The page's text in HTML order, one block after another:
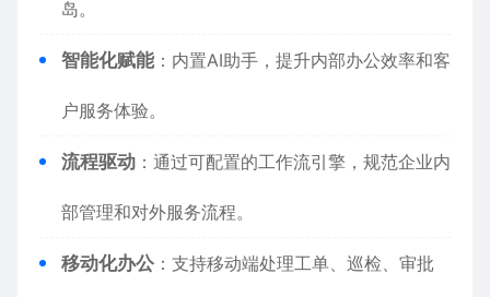
岛。
智能化赋能：内置AI助手，提升内部办公效率和客
户服务体验。
流程驱动 ：通过可配置的工作流引擎，规范企业内
部管理和对外服务流程。
移动化办公 ：支持移动端处理工单、巡检、审批